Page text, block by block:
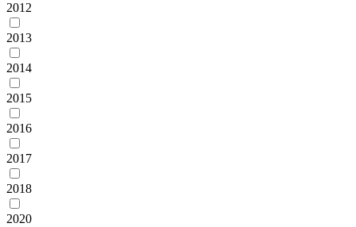
2012
2013
2014
2015
2016
2017
2018
2020